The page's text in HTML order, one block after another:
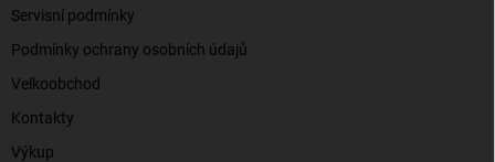
Servisní podmínky
Podmínky ochrany osobních údajů
Velkoobchod
Kontakty
Výkup